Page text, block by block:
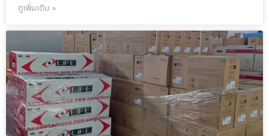
ดูเพิ่มเติม »